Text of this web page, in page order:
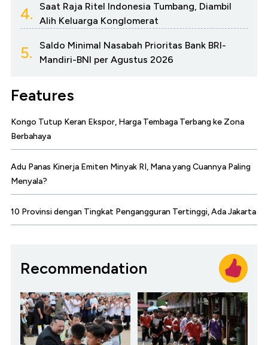
4.
Saat Raja Ritel Indonesia Tumbang, Diambil
Alih Keluarga Konglomerat
5.
Saldo Minimal Nasabah Prioritas Bank BRI-
Mandiri-BNI per Agustus 2026
Features
Kongo Tutup Keran Ekspor, Harga Tembaga Terbang ke Zona
Berbahaya
Adu Panas Kinerja Emiten Minyak RI, Mana yang Cuannya Paling
Menyala?
10 Provinsi dengan Tingkat Pengangguran Tertinggi, Ada Jakarta
Recommendation